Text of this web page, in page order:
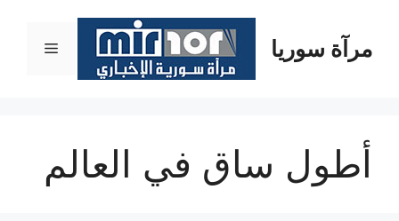
المحتوىمرآة سوريا القائمة
أطول ساق في العالم